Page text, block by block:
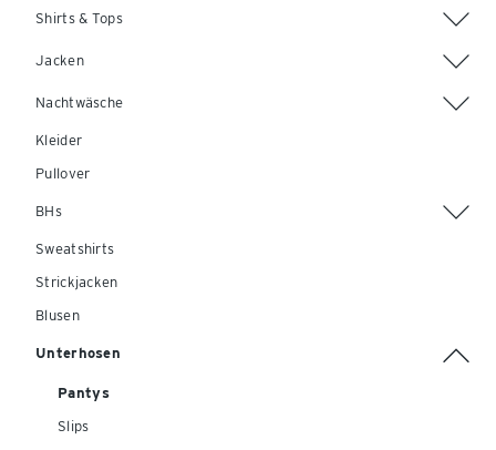
Shirts & Tops
Jacken
Nachtwäsche
Kleider
Pullover
BHs
Sweatshirts
Strickjacken
Blusen
Unterhosen
Pantys
Slips